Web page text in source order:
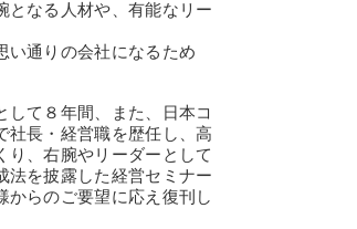
なる人材や、有能なリー
通りの会社になるため
て８年間、また、日本コ
社長・経営職を歴任し、高
り、右腕やリーダーとして
法を披露した経営セミナー
からのご要望に応え復刊し